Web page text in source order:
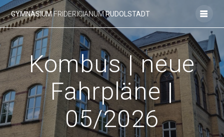
Inhalt
springen
GYMNASIUMFRIDERICIANUMRUDOLSTADT
Kombus | neue
Fahrpläne |
05/2026